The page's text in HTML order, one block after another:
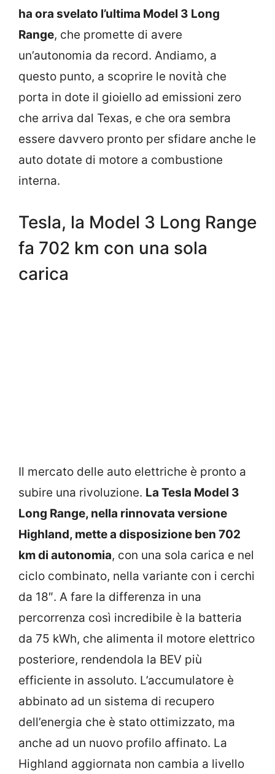
ha ora svelato l’ultima Model 3 Long
Range, che promette di avere
un’autonomia da record. Andiamo, a
questo punto, a scoprire le novità che
porta in dote il gioiello ad emissioni zero
che arriva dal Texas, e che ora sembra
essere davvero pronto per sfidare anche le
auto dotate di motore a combustione
interna.
Tesla, la Model 3 Long Range
fa 702 km con una sola
carica
Il mercato delle auto elettriche è pronto a
subire una rivoluzione. La Tesla Model 3
Long Range, nella rinnovata versione
Highland, mette a disposizione ben 702
km di autonomia, con una sola carica e nel
ciclo combinato, nella variante con i cerchi
da 18″. A fare la differenza in una
percorrenza così incredibile è la batteria
da 75 kWh, che alimenta il motore elettrico
posteriore, rendendola la BEV più
efficiente in assoluto. L’accumulatore è
abbinato ad un sistema di recupero
dell’energia che è stato ottimizzato, ma
anche ad un nuovo profilo affinato. La
Highland aggiornata non cambia a livello